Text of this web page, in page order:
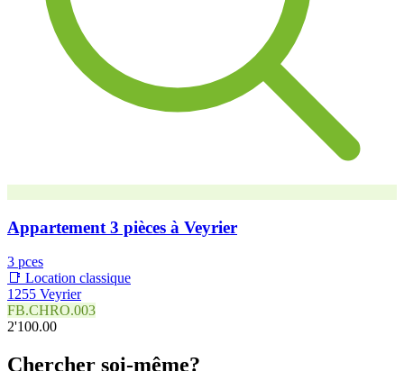
Appartement 3 pièces à Veyrier
3 pces
📑 Location classique
1255 Veyrier
FB.CHRO.003
2'100.00
Chercher soi-même?